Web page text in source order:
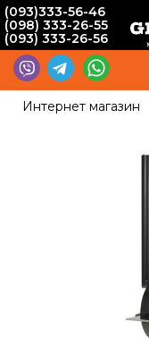
(093)333-56-46
(098) 333-26-55
(093) 333-26-56
Интернет магазин